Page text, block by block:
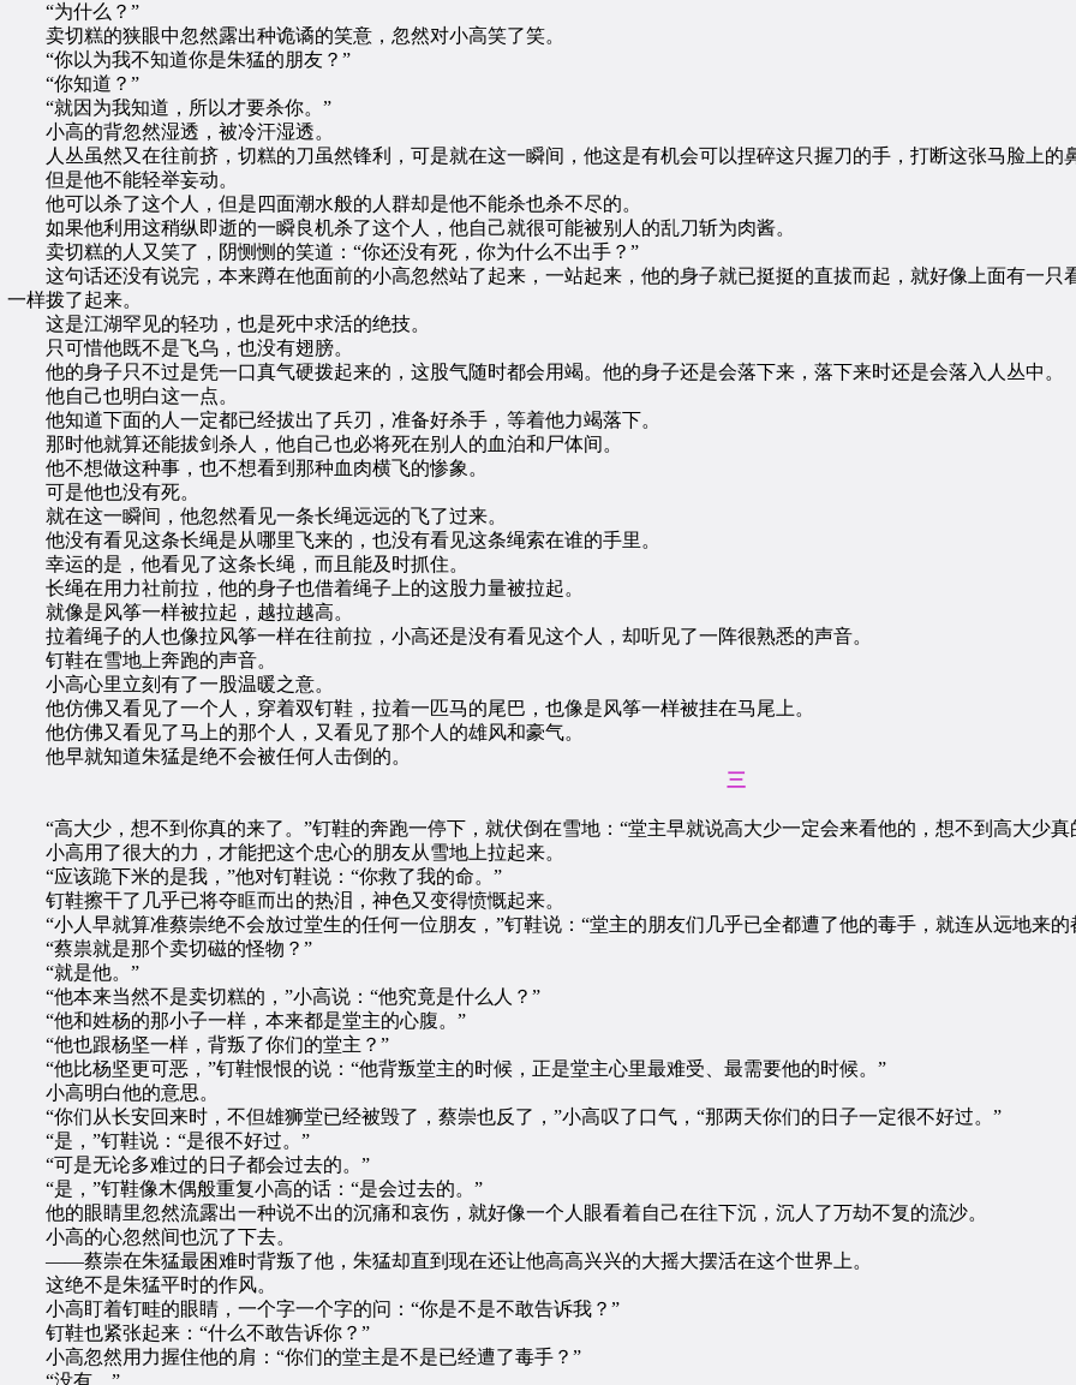
“为什么？”
卖切糕的狭眼中忽然露出种诡谲的笑意，忽然对小高笑了笑。
“你以为我不知道你是朱猛的朋友？”
“你知道？”
“就因为我知道，所以才要杀你。”
小高的背忽然湿透，被冷汗湿透。
人丛虽然又在往前挤，切糕的刀虽然锋利，可是就在这一瞬间，他这是有机会可以捏碎这只握刀的手，打断这张马脸上的
但是他不能轻举妄动。
他可以杀了这个人，但是四面潮水般的人群却是他不能杀也杀不尽的。
如果他利用这稍纵即逝的一瞬良机杀了这个人，他自己就很可能被别人的乱刀斩为肉酱。
卖切糕的人又笑了，阴恻恻的笑道：“你还没有死，你为什么不出手？”
这句话还没有说完，本来蹲在他面前的小高忽然站了起来，一站起来，他的身子就已挺挺的直拔而起，就好像上面有一只
一样拨了起来。
这是江湖罕见的轻功，也是死中求活的绝技。
只可惜他既不是飞乌，也没有翅膀。
他的身子只不过是凭一口真气硬拨起来的，这股气随时都会用竭。他的身子还是会落下来，落下来时还是会落入人丛中。
他自己也明白这一点。
他知道下面的人一定都已经拔出了兵刃，准备好杀手，等着他力竭落下。
那时他就算还能拔剑杀人，他自己也必将死在别人的血泊和尸体间。
他不想做这种事，也不想看到那种血肉横飞的惨象。
可是他也没有死。
就在这一瞬间，他忽然看见一条长绳远远的飞了过来。
他没有看见这条长绳是从哪里飞来的，也没有看见这条绳索在谁的手里。
幸运的是，他看见了这条长绳，而且能及时抓住。
长绳在用力社前拉，他的身子也借着绳子上的这股力量被拉起。
就像是风筝一样被拉起，越拉越高。
拉着绳子的人也像拉风筝一样在往前拉，小高还是没有看见这个人，却听见了一阵很熟悉的声音。
钉鞋在雪地上奔跑的声音。
小高心里立刻有了一股温暖之意。
他仿佛又看见了一个人，穿着双钉鞋，拉着一匹马的尾巴，也像是风筝一样被挂在马尾上。
他仿佛又看见了马上的那个人，又看见了那个人的雄风和豪气。
他早就知道朱猛是绝不会被任何人击倒的。
三
“高大少，想不到你真的来了。”钉鞋的奔跑一停下，就伏倒在雪地：“堂主早就说高大少一定会来看他的，想不到高大少真
小高用了很大的力，才能把这个忠心的朋友从雪地上拉起来。
“应该跪下米的是我，”他对钉鞋说：“你救了我的命。”
钉鞋擦干了几乎已将夺眶而出的热泪，神色又变得愤慨起来。
“小人早就算准蔡崇绝不会放过堂生的任何一位朋友，”钉鞋说：“堂主的朋友们几乎已全都遭了他的毒手，就连从远地来的
“蔡祟就是那个卖切磁的怪物？”
“就是他。”
“他本来当然不是卖切糕的，”小高说：“他究竟是什么人？”
“他和姓杨的那小子一样，本来都是堂主的心腹。”
“他也跟杨坚一样，背叛了你们的堂主？”
“他比杨坚更可恶，”钉鞋恨恨的说：“他背叛堂主的时候，正是堂主心里最难受、最需要他的时候。”
小高明白他的意思。
“你们从长安回来时，不但雄狮堂已经被毁了，蔡崇也反了，”小高叹了口气，“那两天你们的日子一定很不好过。”
“是，”钉鞋说：“是很不好过。”
“可是无论多难过的日子都会过去的。”
“是，”钉鞋像木偶般重复小高的话：“是会过去的。”
他的眼睛里忽然流露出一种说不出的沉痛和哀伤，就好像一个人眼看着自己在往下沉，沉人了万劫不复的流沙。
小高的心忽然间也沉了下去。
——蔡崇在朱猛最困难时背叛了他，朱猛却直到现在还让他高高兴兴的大摇大摆活在这个世界上。
这绝不是朱猛平时的作风。
小高盯着钉畦的眼睛，一个字一个字的问：“你是不是不敢告诉我？”
钉鞋也紧张起来：“什么不敢告诉你？”
小高忽然用力握住他的肩：“你们的堂主是不是已经遭了毒手？”
“没有。”